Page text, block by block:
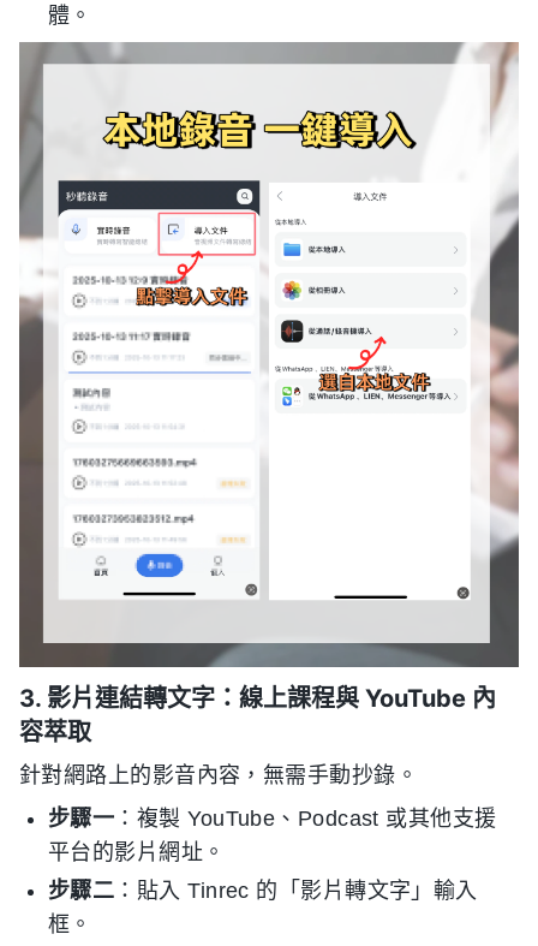
體。
3. 影片連結轉文字：線上課程與 YouTube 內
容萃取
針對網路上的影音內容，無需手動抄錄。
步驟一 ：複製 YouTube、Podcast 或其他支援
平台的影片網址。
步驟二 ：貼入 Tinrec 的「影片轉文字」輸入
框。